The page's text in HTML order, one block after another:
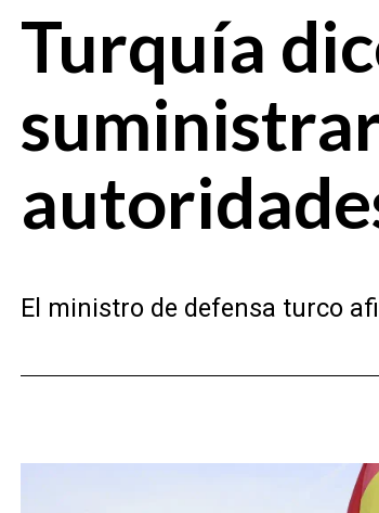
Turquía
El ministro de defensa turco